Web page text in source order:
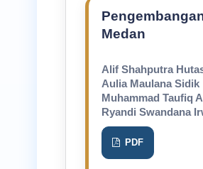
Medan
Alif Shahputra
Aulia Maulana Sidik
Muhammad Taufiq
Ryandi Swandana
PDF